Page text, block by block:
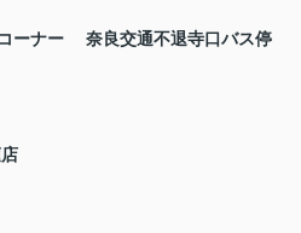
ーナー 奈良交通不退寺口バス停